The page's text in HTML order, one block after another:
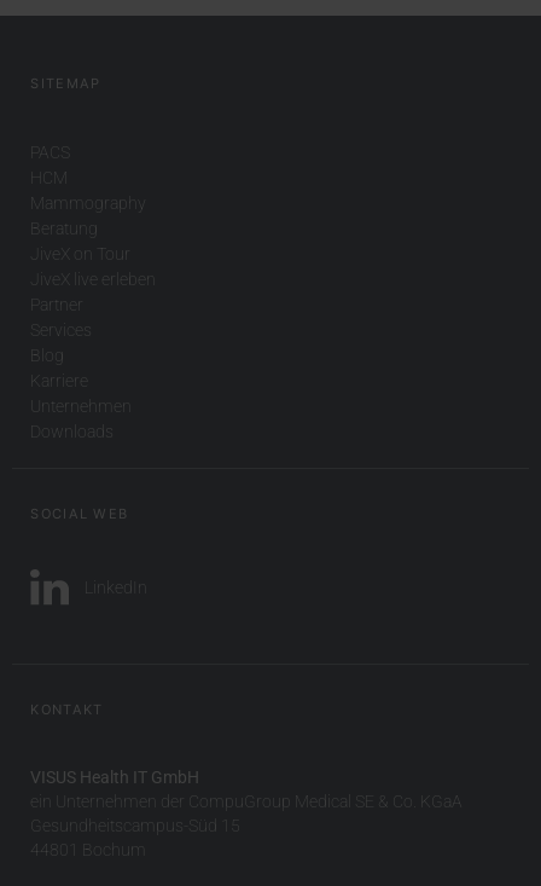
SITEMAP
PACS
HCM
Mammography
Beratung
JiveX on Tour
JiveX live erleben
Partner
Services
Blog
Karriere
Unternehmen
Downloads
SOCIAL WEB
LinkedIn
KONTAKT
VISUS Health IT GmbH
ein Unternehmen der CompuGroup Medical SE & Co. KGaA
Gesundheitscampus-Süd 15
44801 Bochum